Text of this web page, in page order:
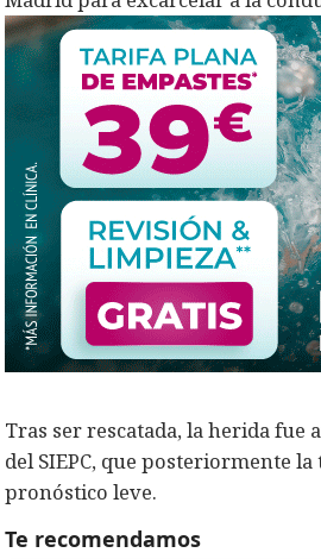
Tras ser rescatada, la herida fue
del SIEPC, que posteriormente
pronóstico leve.